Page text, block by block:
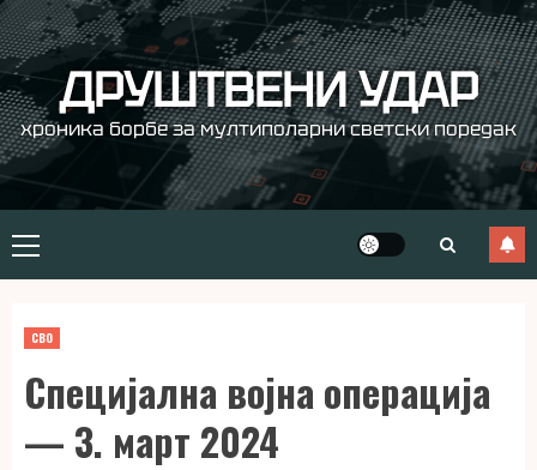
Skip
to
content ДРУШТВЕНИ УДАР
хроника борбе за мултиполарни светски поредак
Primary
Menu
СВО
Специјална војна операција
— 3. март 2024